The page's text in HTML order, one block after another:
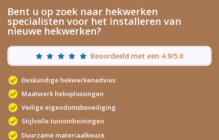
Bent u op zoek naar hekwerken
specialisten voor het installeren van
nieuwe hekwerken?
Beoordeeld met een 4.9/5.0
Deskundige hekwerkenadvies
Maatwerk hekoplossingen
Veilige eigendomsbeveiliging
Stijlvolle tuinomheiningen
Duurzame materiaalkeuze